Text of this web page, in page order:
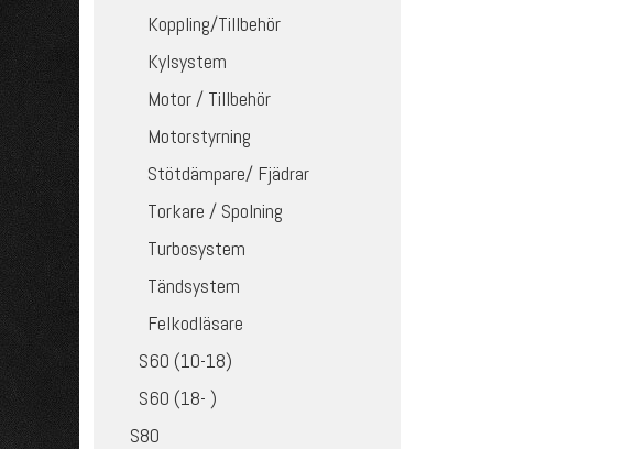
Koppling/Tillbehör
Kylsystem
Motor / Tillbehör
Motorstyrning
Stötdämpare/ Fjädrar
Torkare / Spolning
Turbosystem
Tändsystem
Felkodläsare
S60 (10-18)
S60 (18- )
S80